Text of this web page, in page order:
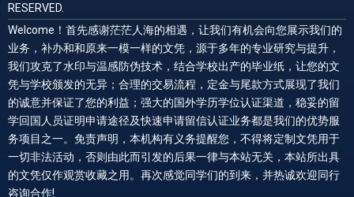
RESERVED.
Welcome！首先感谢茫茫人海的相遇，让我们有机会向您展示我们的
业务，补办和和原来一模一样的文凭，源于多年的专业研究与提升，
我们攻克了水印与温感防伪技术，结合学校出产的毕业纸，让您的文
凭与学校颁发的无异；合理的交易流程，定金与尾款方式展现了我们
的诚意并保证了您的利益；强大的国外学历学位认证渠道，稳妥的留
学回国人员证明申请途径及快速申请留信认证业务都是我们的优势服
务项目之一。免责声明，本机构有义务提醒您，不得将定制文凭用于
一切非法活动，否则由此而引发的后果一律与本站无关，本站所出具
的文凭仅作观赏收藏之用。再次感觉同学们的到来，并热诚欢迎同行
咨询合作!